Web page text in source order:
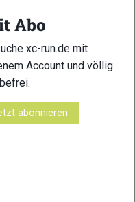
Unwettern boten die
Gelände – mit
und Alex
Abo
xc-run.de mit
Account und völlig
abonnieren